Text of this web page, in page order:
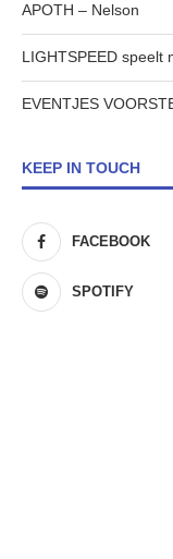
APOTH – Nelson
LIGHTSPEED speelt
EVENTJES
KEEP IN TOUCH
FACEBOOK
SPOTIFY